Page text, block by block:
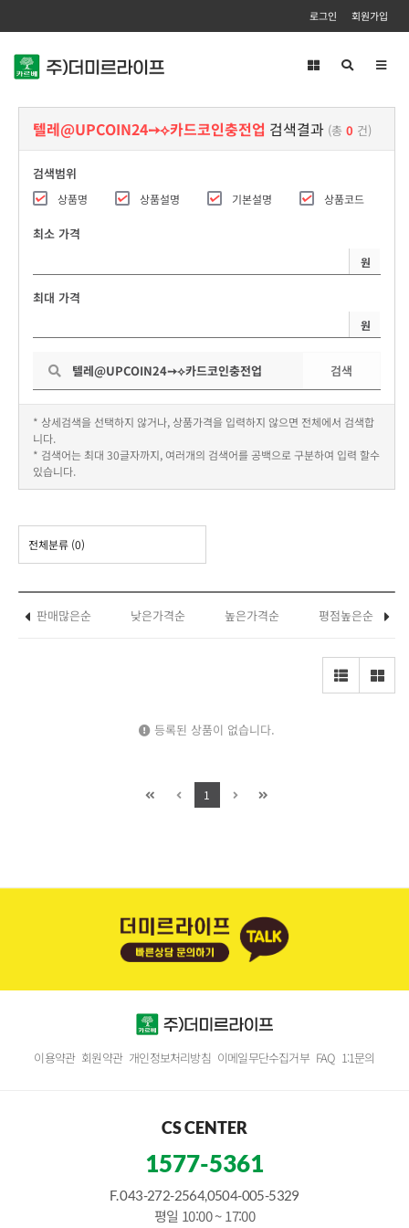
로그인 회원가입
텔레@UPCOIN24➙⟡카드코인충전업 검색결과 (총 0 건)
검색범위
상품명 상품설명 기본설명 상품코드
최소 가격
원
최대 가격
원
검색
* 상세검색을 선택하지 않거나, 상품가격을 입력하지 않으면 전체에서 검색합
니다.
* 검색어는 최대 30글자까지, 여러개의 검색어를 공백으로 구분하여 입력 할수
있습니다.
전체분류 (0)
판매많은순 낮은가격순 높은가격순 평점높은순
등록된 상품이 없습니다.
1
이용약관 회원약관 개인정보처리방침 이메일무단수집거부 FAQ 1:1문의
CS CENTER
1577-5361
F. 043-272-2564,0504-005-5329
평일 10:00 ~ 17:00